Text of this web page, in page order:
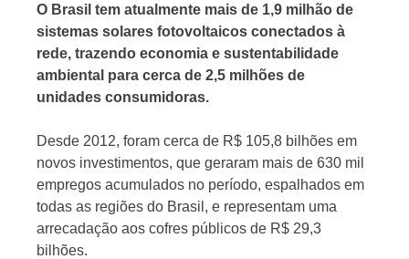
O Brasil tem atualmente mais de 1,9 milhão de
sistemas solares fotovoltaicos conectados à
rede, trazendo economia e sustentabilidade
ambiental para cerca de 2,5 milhões de
unidades consumidoras.
Desde 2012, foram cerca de R$ 105,8 bilhões em
novos investimentos, que geraram mais de 630 mil
empregos acumulados no período, espalhados em
todas as regiões do Brasil, e representam uma
arrecadação aos cofres públicos de R$ 29,3
bilhões.